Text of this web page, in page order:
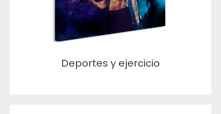
Deportes y ejercicio